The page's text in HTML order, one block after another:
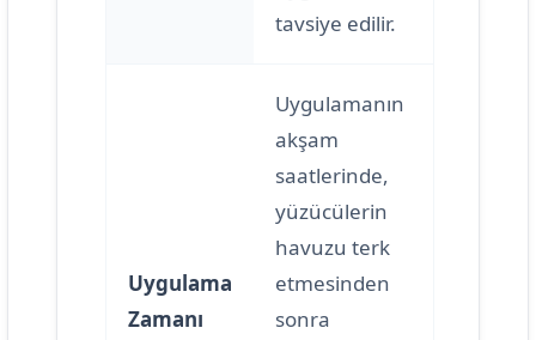
tavsiye edilir.
Uygulama
Zamanı
Uygulamanın
akşam
saatlerinde,
yüzücülerin
havuzu terk
etmesinden
sonra